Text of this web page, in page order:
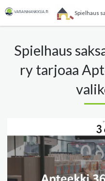
Spielhaus
Spielhaus
ry tarjoaa